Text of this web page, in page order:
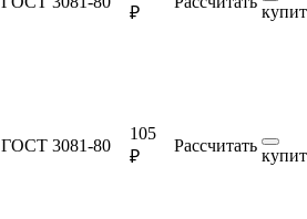
₽
ГОСТ 3081-80
105
₽
Рассчитать